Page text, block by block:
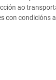
ao
con condicións